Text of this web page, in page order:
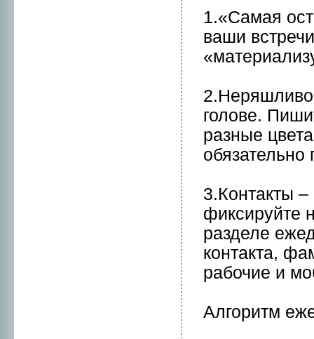
1.«Самaя
ваши
голове.
разные
3.Контакты
фиксируйте
разделе
контакта,
рабочие и
Алгоритм